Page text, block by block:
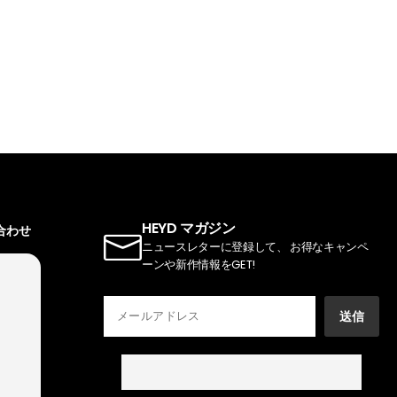
HEYD マガジン
ニュースレターに登録して、 お得なキャンペ
ーンや新作情報をGET!
送信
わせ